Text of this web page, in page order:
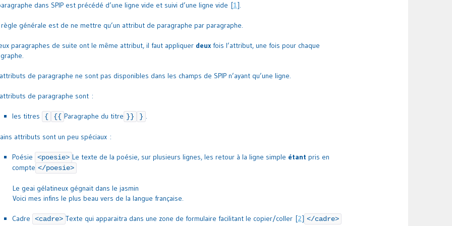
dans SPIP est précédé d’une ligne vide et suivi d’une ligne vide [1].
générale est de ne mettre qu’un attribut de paragraphe par paragraphe.
paragraphes de suite ont le même attribut, il faut appliquer deux fois l’attribut, une fois pour chaque
de paragraphe ne sont pas disponibles dans les champs de SPIP n’ayant qu’une ligne.
de paragraphe sont :
les titres { {{ Paragraphe du titre }} } .
attributs sont un peu spéciaux :
Poésie <poesie> Le texte de la poésie, sur plusieurs lignes, les retour à la ligne simple étant pris en
compte </poesie>
Le geai gélatineux gégnait dans le jasmin
Voici mes infins le plus beau vers de la langue française.
Cadre <cadre> Texte qui apparaitra dans une zone de formulaire facilitant le copier/coller [2] </cadre>